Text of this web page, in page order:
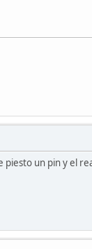
un pin y el